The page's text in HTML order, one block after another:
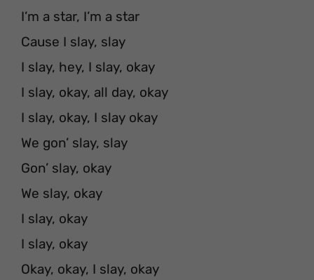
I’m a star, I’m a star
Cause I slay, slay
I slay, hey, I slay, okay
I slay, okay, all day, okay
I slay, okay, I slay okay
We gon’ slay, slay
Gon’ slay, okay
We slay, okay
I slay, okay
I slay, okay
Okay, okay, I slay, okay